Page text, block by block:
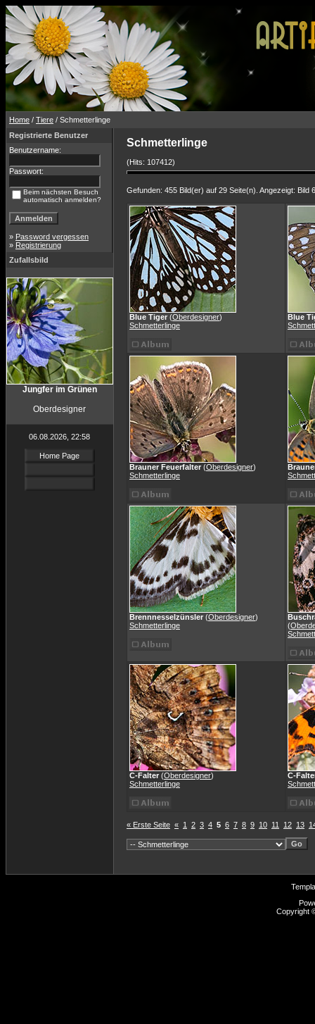
Home / Tiere / Schmetterlinge
Registrierte Benutzer
Benutzername:
Passwort:
Beim nächsten Besuch
automatisch anmelden?
» Password vergessen
» Registrierung
Zufallsbild
Jungfer im Grünen
Oberdesigner
06.08.2026, 22:58
Home Page
Schmetterlinge
(Hits: 107412)
Gefunden: 455 Bild(er) auf 29 Seite(n). Angezeigt: Bild
Blue Tiger (Oberdesigner)
Schmetterlinge
Blue
Brauner Feuerfalter (Oberdesigner)
Schmetterlinge
Brennnesselzünsler (Oberdesigner)
Schmetterlinge
(
C-Falter (Oberdesigner)
Schmetterlinge
C-
« Erste Seite « 1 2 3 4 5 6 7 8 9 10 11 12 13
Copyright